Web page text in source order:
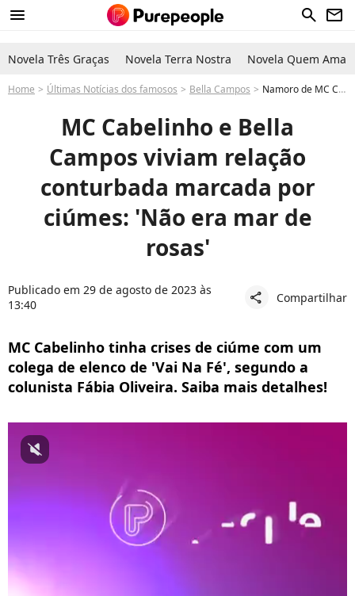
menu search newsletter
Novela Três Graças Novela Terra Nostra Novela Quem Ama
Home Últimas Notícias dos famosos Bella Campos Namoro de MC Cabelinho e Bella Campos chega ao fim: detalhes polêmicos vêm à tona
MC Cabelinho e Bella
Campos viviam relação
conturbada marcada por
ciúmes: 'Não era mar de
rosas'
Publicado em 29 de agosto de 2023 às
13:40
share Compartilhar
MC Cabelinho tinha crises de ciúme com um
colega de elenco de 'Vai Na Fé', segundo a
colunista Fábia Oliveira. Saiba mais detalhes!